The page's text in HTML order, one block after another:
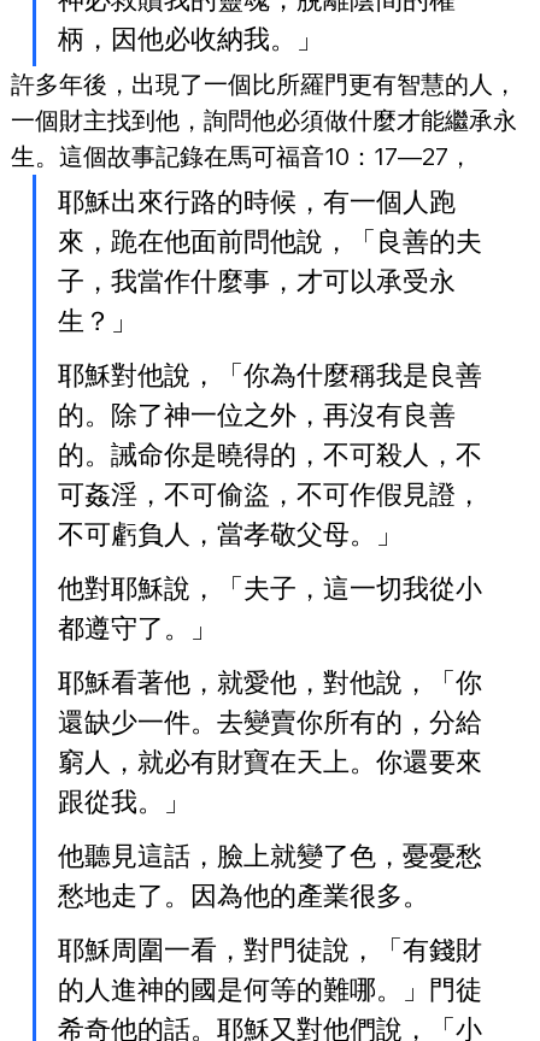
柄，因他必收納我。」
許多年後，出現了一個比所羅門更有智慧的人，
一個財主找到他，詢問他必須做什麼才能繼承永
生。這個故事記錄在馬可福音10：17—27，
耶穌出來行路的時候，有一個人跑
來，跪在他面前問他說，「良善的夫
子，我當作什麼事，才可以承受永
生？」
耶穌對他說，「你為什麼稱我是良善
的。除了神一位之外，再沒有良善
的。誡命你是曉得的，不可殺人，不
可姦淫，不可偷盜，不可作假見證，
不可虧負人，當孝敬父母。」
他對耶穌說，「夫子，這一切我從小
都遵守了。」
耶穌看著他，就愛他，對他說，「你
還缺少一件。去變賣你所有的，分給
窮人，就必有財寶在天上。你還要來
跟從我。」
他聽見這話，臉上就變了色，憂憂愁
愁地走了。因為他的產業很多。
耶穌周圍一看，對門徒說，「有錢財
的人進神的國是何等的難哪。」門徒
希奇他的話。耶穌又對他們說，「小